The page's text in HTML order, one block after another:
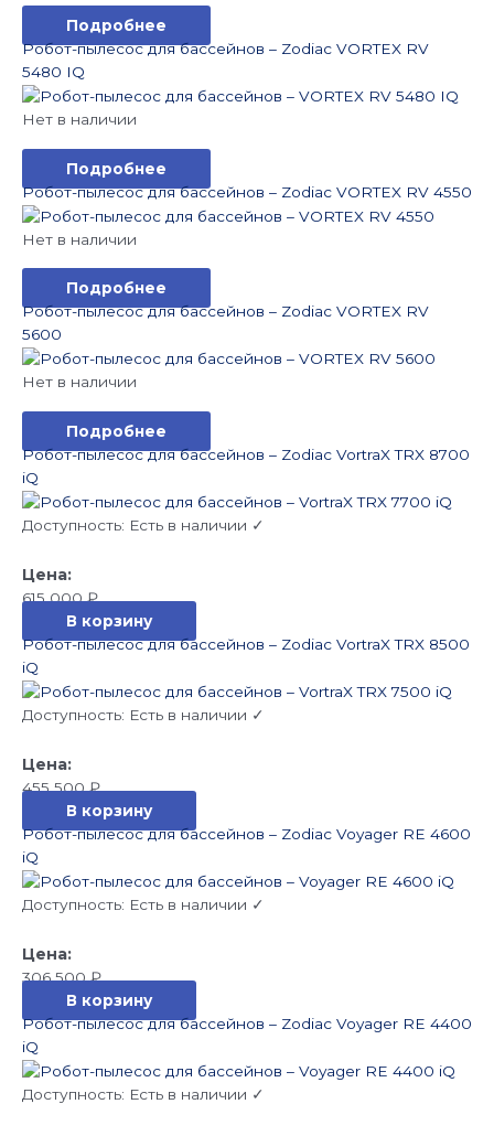
Подробнее
Робот-пылесос для бассейнов – Zodiac VORTEX RV
5480 IQ
Нет в наличии
Подробнее
Робот-пылесос для бассейнов – Zodiac VORTEX RV 4550
Нет в наличии
Подробнее
Робот-пылесос для бассейнов – Zodiac VORTEX RV
5600
Нет в наличии
Подробнее
Робот-пылесос для бассейнов – Zodiac VortraX TRX 8700
iQ
Доступность: Есть в наличии ✓
615 000₽
В корзину
Робот-пылесос для бассейнов – Zodiac VortraX TRX 8500
iQ
Доступность: Есть в наличии ✓
455 500₽
В корзину
Робот-пылесос для бассейнов – Zodiac Voyager RE 4600
iQ
Доступность: Есть в наличии ✓
306 500₽
В корзину
Робот-пылесос для бассейнов – Zodiac Voyager RE 4400
iQ
Доступность: Есть в наличии ✓